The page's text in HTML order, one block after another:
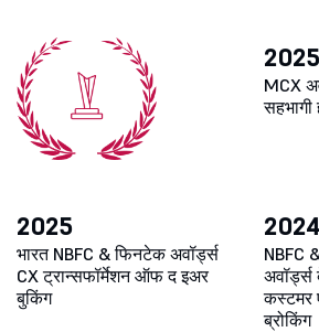
2025
MCX
2025
भारत NBFC & फिनटेक अवॉर्ड्स
CX ट्रान्सफॉर्मेशन ऑफ द इअर
बुकिंग
2024
NBFC
अवॉर्ड्स
कस्टमर
ब्रोकिंग